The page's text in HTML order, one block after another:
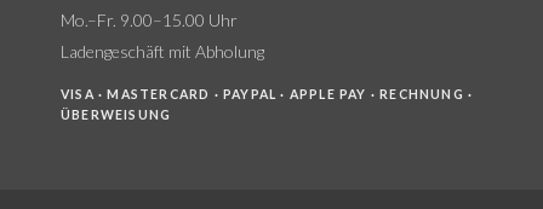
Mo.–Fr. 9.00–15.00 Uhr
Ladengeschäft mit Abholung
VISA · MASTERCARD · PAYPAL · APPLE PAY · RECHNUNG ·
ÜBERWEISUNG